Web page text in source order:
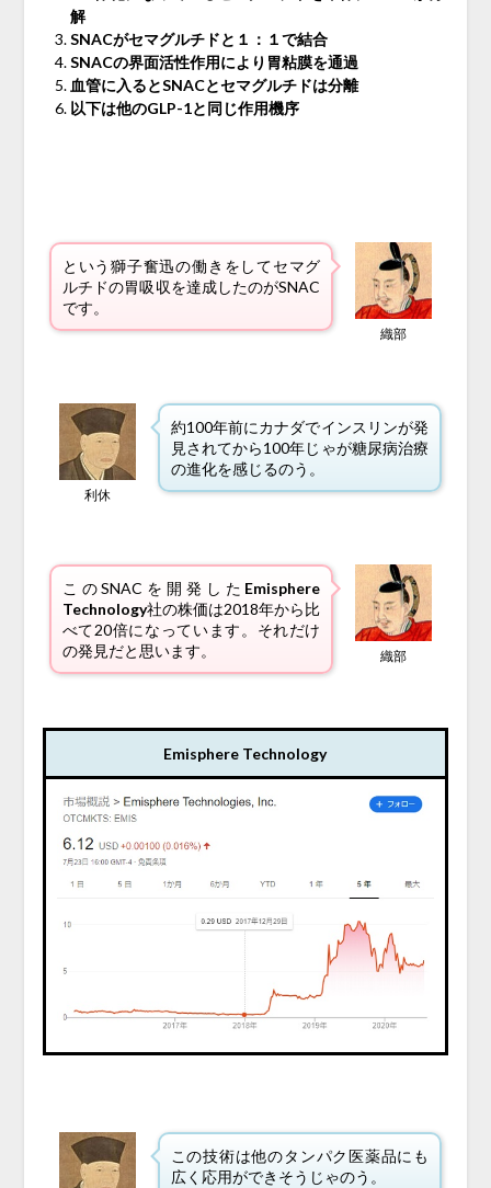
解
SNACがセマグルチドと１：１で結合
SNACの界面活性作用により胃粘膜を通過
血管に入るとSNACとセマグルチドは分離
以下は他のGLP-1と同じ作用機序
という獅子奮迅の働きをしてセマグ
ルチドの胃吸収を達成したのがSNAC
です。
織部
利休
約100年前にカナダでインスリンが発
見されてから100年じゃが糖尿病治療
の進化を感じるのう。
このSNACを開発した Emisphere
Technology社の株価は2018年から比
べて20倍になっています。それだけ
の発見だと思います。
織部
Emisphere Technology
この技術は他のタンパク医薬品にも
広く応用ができそうじゃのう。